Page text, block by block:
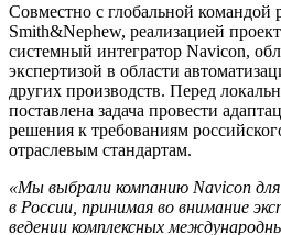
Совместно с глобальной командой
Smith&Nephew, реализацией
системный интегратор Navicon,
экспертизой в области
других производств. Перед
поставлена задача провести
решения к требованиям
отраслевым стандартам.
«Мы выбрали компанию Navicon
в России, принимая во внимание
ведении комплексных